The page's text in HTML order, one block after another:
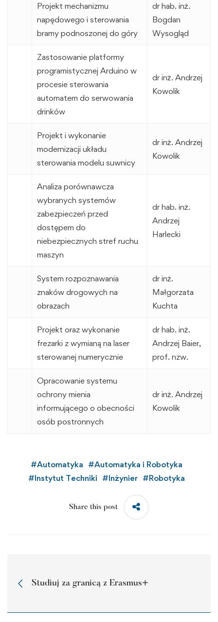
Projekt mechanizmu
napędowego i sterowania
bramy podnoszonej do góry
dr hab. inż.
Bogdan
Wysogląd
Zastosowanie platformy
programistycznej Arduino w
procesie sterowania
automatem do serwowania
drinków
dr inż. Andrzej
Kowolik
Projekt i wykonanie
modernizacji układu
sterowania modelu suwnicy
dr inż. Andrzej
Kowolik
Analiza porównawcza
wybranych systemów
zabezpieczeń przed
dostępem do
niebezpiecznych stref ruchu
maszyn
dr hab. inż.
Andrzej
Harlecki
System rozpoznawania
znaków drogowych na
obrazach
dr inż.
Małgorzata
Kuchta
Projekt oraz wykonanie
frezarki z wymianą na laser
sterowanej numerycznie
dr hab. inż.
Andrzej Baier,
prof. nzw.
Opracowanie systemu
ochrony mienia
informującego o obecności
osób postronnych
dr inż. Andrzej
Kowolik
#Automatyka #Automatyka i Robotyka
#Instytut Techniki #Inżynier #Robotyka
Share this post
Studiuj za granicą z Erasmus+